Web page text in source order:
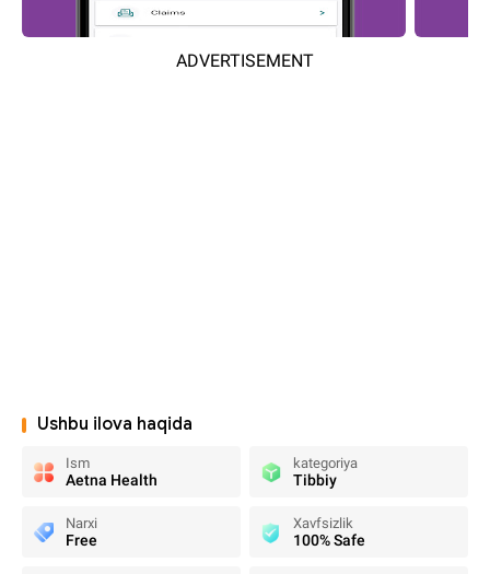
ADVERTISEMENT
Ushbu ilova haqida
Ism
Aetna Health
kategoriya
Tibbiy
Narxi
Free
Xavfsizlik
100% Safe